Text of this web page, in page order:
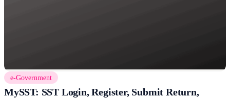
e-Government
MySST: SST Login, Register, Submit Return,